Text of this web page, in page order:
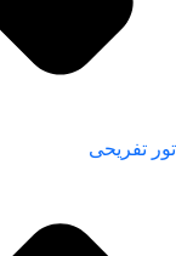
تور تفریحی